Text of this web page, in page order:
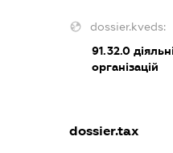
dossier.kveds:
91.32.0
організацій
dossier.tax